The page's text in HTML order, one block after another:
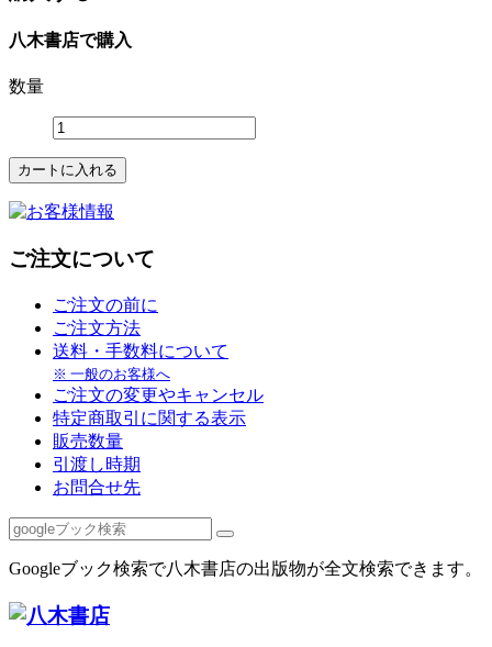
八木書店で購入
数量
ご注文について
ご注文の前に
ご注文方法
送料・手数料について
※ 一般のお客様へ
ご注文の変更やキャンセル
特定商取引に関する表示
販売数量
引渡し時期
お問合せ先
Googleブック検索で八木書店の出版物が全文検索できます。